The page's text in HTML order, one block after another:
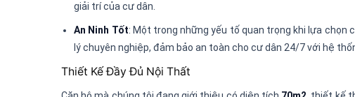
giải trí của cư dân.
An Ninh Tốt: Một trong những yếu tố quan trọng khi lựa chọn
lý chuyên nghiệp, đảm bảo an toàn cho cư dân 24/7 với hệ
Thiết Kế Đầy Đủ Nội Thất